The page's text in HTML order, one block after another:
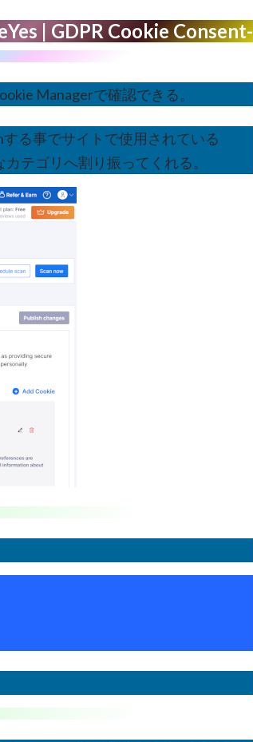
| GDPR Cookie Consent-
Managerで確認できる。
る事でサイトで使用されている
テゴリへ割り振ってくれる。